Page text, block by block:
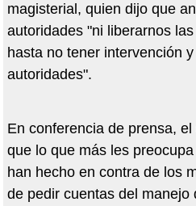
magisterial, quien dijo que
autoridades "ni liberarnos
hasta no tener intervención
autoridades".
En conferencia de prensa,
que lo que más les
han hecho en contra de los
de pedir cuentas del manejo